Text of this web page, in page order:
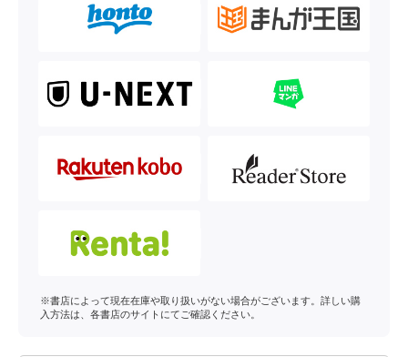
※書店によって現在在庫や取り扱いがない場合がございます。詳しい購
入方法は、各書店のサイトにてご確認ください。